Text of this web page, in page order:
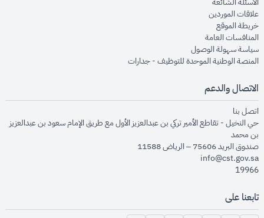
علاقات الموردينopens in new window
خريطة الموقعopens in new window
المنافسات العامةopens in new window
سياسة سهولة الوصولopens in new window
المنصة الوطنية الموحدة للتوظيف - جداراتopens in new window
الاتصال والدعم
اتصل بنا
حي النخيل - تقاطع الأمير تركي بن عبدالعزيز الأول مع طريق الإمام سعود بن عبدالعزيز
بن محمد
صندوق البريد 75606 – الرياض 11588
info@cst.gov.sa
19966
تابعنا على